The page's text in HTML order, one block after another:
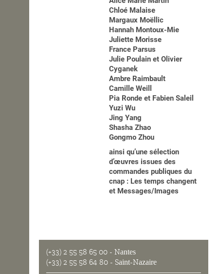
Chloé Malaise
Margaux Moëllic
Hannah Montoux-Mie
Juliette Morisse
France Parsus
Julie Poulain et Olivier
Cyganek
Ambre Raimbault
Camille Weill
Pia Ronde et Fabien Saleil
Yuzi Wu
Jing Yang
Shasha Zhao
Gongmo Zhou
ainsi qu’une sélection
d’œuvres issues des
commandes publiques du
cnap : Les temps changent
et Messages/Images
(+33) 2 55 58 65 00 - Nantes
(+33) 2 55 58 64 80 - Saint-Nazaire